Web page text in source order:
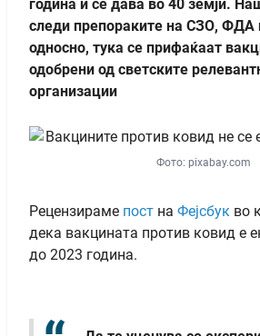
година и се дава во 40 земји.
следи препораките на СЗО, ФДА
односно, тука се прифаќаат
одобрени од светските
организации
Фото: pixabay.com
Рецензираме пост на Фејсбук во
дека вакцината против ковид е
до 2023 година.